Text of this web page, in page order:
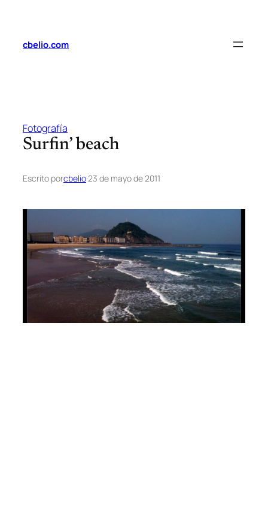
contenido
cbelio.com
Fotografía
Surfin’ beach
Escrito porcbelio·23 de mayo de 2011